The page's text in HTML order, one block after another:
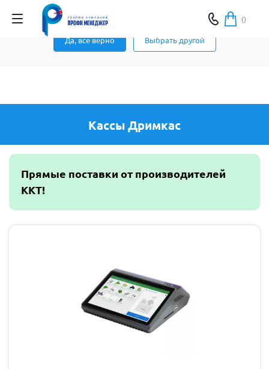
Ваш город Москва ?
Да, все верно Выбрать другой
0
Кассы Дримкас
Прямые поставки от производителей
ККТ!